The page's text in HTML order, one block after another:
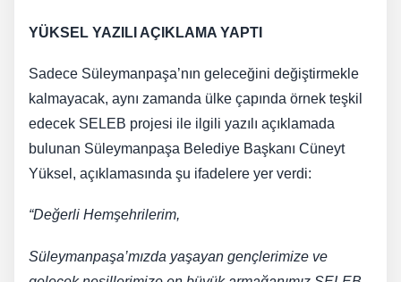
YÜKSEL YAZILI AÇIKLAMA YAPTI
Sadece Süleymanpaşa’nın geleceğini değiştirmekle
kalmayacak, aynı zamanda ülke çapında örnek teşkil
edecek SELEB projesi ile ilgili yazılı açıklamada
bulunan Süleymanpaşa Belediye Başkanı Cüneyt
Yüksel, açıklamasında şu ifadelere yer verdi:
“Değerli Hemşehrilerim,
Süleymanpaşa’mızda yaşayan gençlerimize ve